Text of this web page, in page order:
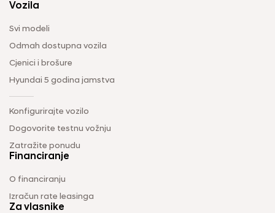
Vozila
Svi modeli
Odmah dostupna vozila
Cjenici i brošure
Hyundai 5 godina jamstva
Konfigurirajte vozilo
Dogovorite testnu vožnju
Zatražite ponudu
Financiranje
O financiranju
Izračun rate leasinga
Za vlasnike